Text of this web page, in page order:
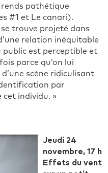
rends pathétique
#1 et Le canari).
trouve projeté dans
relation inéquitable
public est perceptible et
parce qu’on lui
scène ridiculisant
par
individu. »
Jeudi 24
novembre, 17 h
Effets du vent